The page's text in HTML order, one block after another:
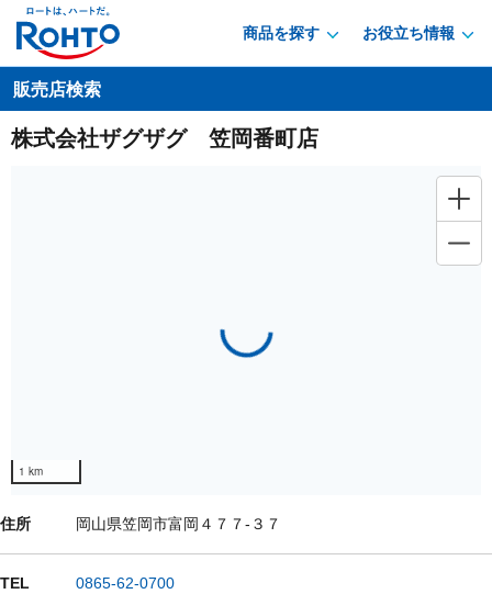
商品を探す お役立ち情報
販売店検索
株式会社ザグザグ 笠岡番町店
住所 岡山県笠岡市富岡４７７-３７
TEL 0865-62-0700
Loading...
1 km